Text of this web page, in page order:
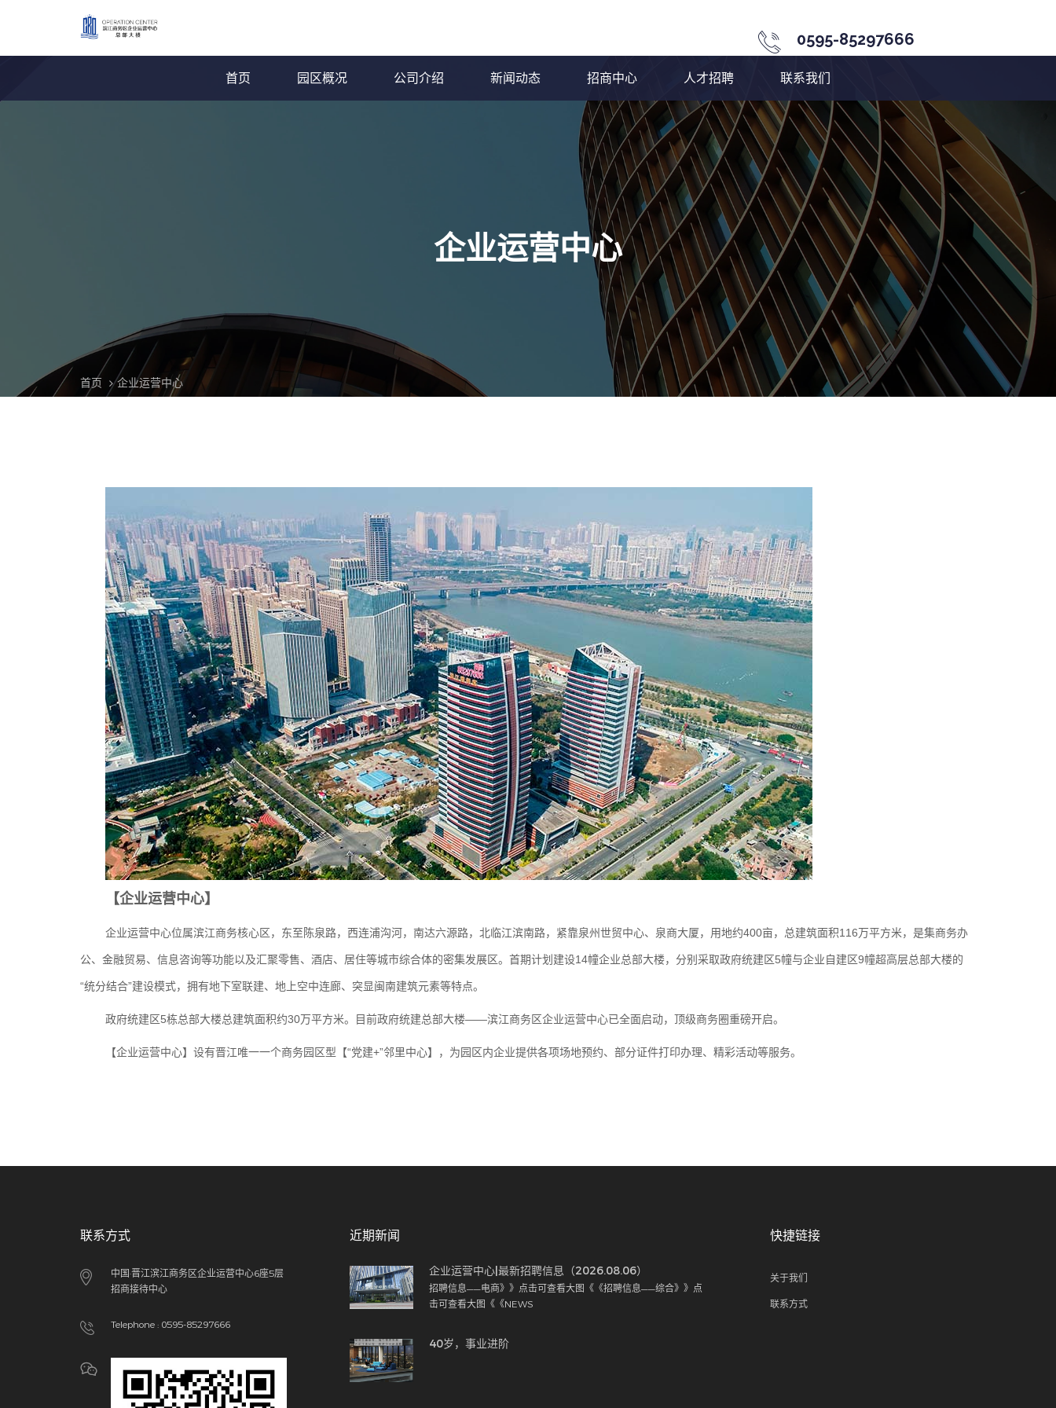
0595-85297666
首页 园区概况 公司介绍 新闻动态 招商中心 人才招聘 联系我们
企业运营中心
首页 企业运营中心
【企业运营中心】
企业运营中心位属滨江商务核心区，东至陈泉路，西连浦沟河，南达六源路，北临江滨南路，紧靠泉州世贸中心、泉商大厦，用地约400亩，总建筑面积116万平方米，是集商务办
公、金融贸易、信息咨询等功能以及汇聚零售、酒店、居住等城市综合体的密集发展区。首期计划建设14幢企业总部大楼，分别采取政府统建区5幢与企业自建区9幢超高层总部大楼的
“统分结合”建设模式，拥有地下室联建、地上空中连廊、突显闽南建筑元素等特点。
政府统建区5栋总部大楼总建筑面积约30万平方米。目前政府统建总部大楼——滨江商务区企业运营中心已全面启动，顶级商务圈重磅开启。
【企业运营中心】设有晋江唯一一个商务园区型【“党建+”邻里中心】 ，为园区内企业提供各项场地预约、部分证件打印办理、精彩活动等服务。
联系方式
中国·晋江滨江商务区企业运营中心6座5层
招商接待中心
Telephone : 0595-85297666
近期新闻
企业运营中心|最新招聘信息（2026.08.06）
招聘信息——电商》》点击可查看大图《《招聘信息——综合》》点
击可查看大图《《NEWS
40岁，事业进阶
快捷链接
关于我们
联系方式